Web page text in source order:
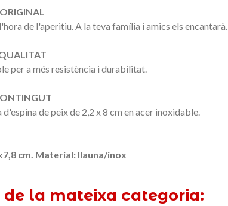
ORIGINAL
de l'aperitiu.A la teva família i amics els encantarà.
per a més resistència i durabilitat.
d'espina de peixde 2,2 x 8 cm en acer inoxidable.
cm. Material: llauna/inox
la mateixa categoria: